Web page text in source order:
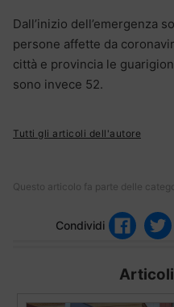
Dall’inizio dell’emergenza
persone affette da
città e provincia le
sono invece 52.
Tutti gli articoli dell'autore
Questo articolo fa parte delle
Condividi